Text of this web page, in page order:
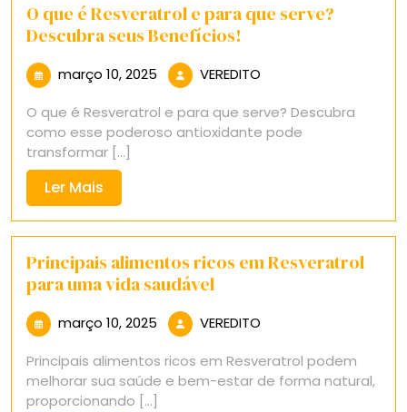
O que é Resveratrol e para que serve?
Descubra seus Benefícios!
março 10, 2025 março
2025
VEREDITO
O que é Resveratrol e para que serve? Descubra
como esse poderoso antioxidante pode
transformar [...]
Ler Mais
Mais
Principais alimentos ricos em Resveratrol
para uma vida saudável
março 10, 2025 março
2025
VEREDITO
Principais alimentos ricos em Resveratrol podem
melhorar sua saúde e bem-estar de forma natural,
proporcionando [...]